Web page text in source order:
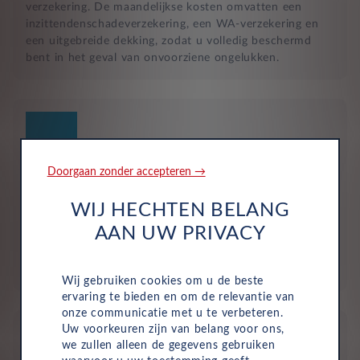
verzekering. De maandelijkse kosten omvatten een
inzittendenschadeverzekering, een WA-verzekering en
een uitgebreide dekking, zodat u volledig beschermd
bent in het geval van onvoorziene ongelukken.
Bij zakelijke lease is de leasemaatschappij eigenaar van
de auto en betaalt u een vast maandbedrag. Hierdoor
Doorgaan zonder accepteren →
WIJ HECHTEN BELANG
AAN UW PRIVACY
Wij gebruiken cookies om u de beste
ervaring te bieden en om de relevantie van
onze communicatie met u te verbeteren.
Uw voorkeuren zijn van belang voor ons,
we zullen alleen de gegevens gebruiken